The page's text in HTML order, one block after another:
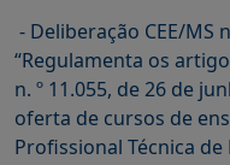
- Deliberação CEE/MS
“Regulamenta os
n. º 11.055, de 26 de
oferta de cursos de
Profissional Técnica